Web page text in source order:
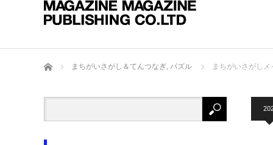
ホーム まちがいさがし＆てんつなぎ, パズル まちがいさがしメ